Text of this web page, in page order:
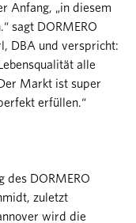
Anfang, „in diesem
sagt DORMERO
DBA und verspricht:
alle
Markt ist super
erfüllen.“
des DORMERO
zuletzt
wird die